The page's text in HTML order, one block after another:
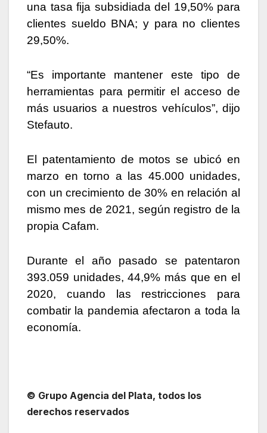
una tasa fija subsidiada del 19,50% para
clientes sueldo BNA; y para no clientes
29,50%.
“Es importante mantener este tipo de
herramientas para permitir el acceso de
más usuarios a nuestros vehículos”, dijo
Stefauto.
El patentamiento de motos se ubicó en
marzo en torno a las 45.000 unidades,
con un crecimiento de 30% en relación al
mismo mes de 2021, según registro de la
propia Cafam.
Durante el año pasado se patentaron
393.059 unidades, 44,9% más que en el
2020, cuando las restricciones para
combatir la pandemia afectaron a toda la
economía.
© Grupo Agencia del Plata, todos los
derechos reservados